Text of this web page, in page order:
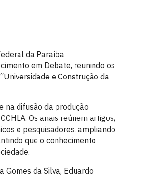
da Paraíba
em Debate, reunindo os
e Construção da
na difusão da produção
Os anais reúnem artigos,
e pesquisadores, ampliando
que o conhecimento
Gomes da Silva, Eduardo